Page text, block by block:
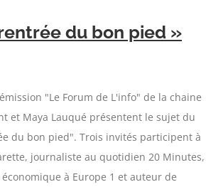
du bon pied »
"Le Forum de L'info" de la chaine
et Maya Lauqué présentent le sujet du
du bon pied". Trois invités participent à
journaliste au quotidien 20 Minutes,
à Europe 1 et auteur de